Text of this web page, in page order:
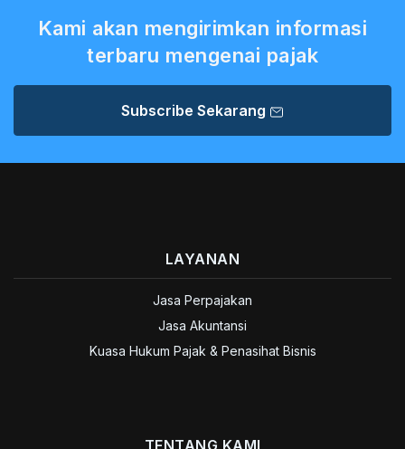
Kami akan mengirimkan informasi
terbaru mengenai pajak
Subscribe Sekarang
LAYANAN
Jasa Perpajakan
Jasa Akuntansi
Kuasa Hukum Pajak & Penasihat Bisnis
TENTANG KAMI